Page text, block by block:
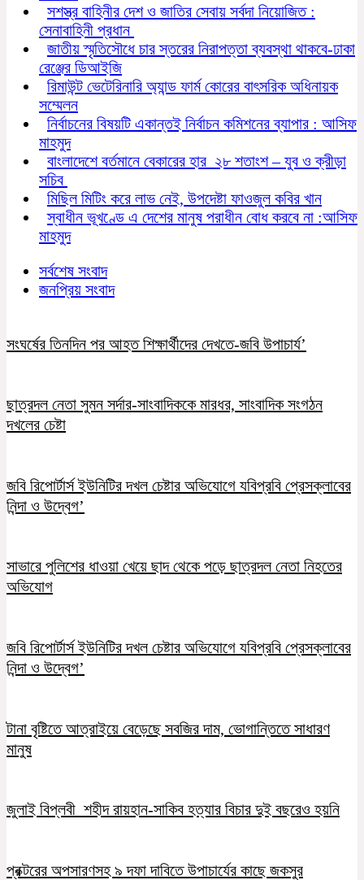
সশস্ত্র বাহিনীর দেশ ও জাতির সেবায় সর্বদা নিয়োজিত :
সেনাবাহিনী প্রধান
জাতীয় স্মৃতিসৌধে চার স্তরের নিরাপত্তা ব্যবস্থা থাকবে-ঢাকা
রেঞ্জের ডিআইজি
রিমাউন্ট ভেটেরিনারি অ্যান্ড ফার্ম কোরের বাৎসরিক অধিনায়ক
সম্মেলন
নির্বাচনের বিষয়টি একান্তই নির্বাচন কমিশনের ব্যাপার : আসিফ
মাহমুদ
বাংলাদেশে বর্তমানে বেকারের হার ২৮ শতাংশ – যুব ও ক্রীড়া
সচিব
মিছিল মিটিং করে লাভ নেই, উপদেষ্টা ফাওজুল কবির খান
স্বাধীন ভূখণ্ডে এ দেশের মানুষ পরাধীন বোধ করবে না :আসিফ
মাহমুদ
সর্বশেষ সংবাদ
জনপ্রিয় সংবাদ
সংঘর্ষের তিনদিন পর আহত শিক্ষার্থীদের দেখতে-জবি উপাচার্য’
ছাত্রদল নেতা সুমন সর্দার-সাংবাদিককে মারধর, সাংবাদিক সংগঠন
দখলের চেষ্টা
জবি রিপোর্টার্স ইউনিটির দখল চেষ্টার অভিযোগে যবিপ্রবি প্রেসক্লাবের
নিন্দা ও উদ্বেগ’
সাভারে পুলিশের ধাওয়া খেয়ে ছাদ থেকে পড়ে ছাত্রদল নেতা নিহতের
অভিযোগ
জবি রিপোর্টার্স ইউনিটির দখল চেষ্টার অভিযোগে যবিপ্রবি প্রেসক্লাবের
নিন্দা ও উদ্বেগ’
টানা বৃষ্টিতে আত্রাইয়ে বেড়েছে সবজির দাম, ভোগান্তিতে সাধারণ
মানুষ
জুলাই বিপ্লবী শহীদ রায়হান-সাকিব হত্যার বিচার দুই বছরেও হয়নি
প্রক্টরের অপসারণসহ ৯ দফা দাবিতে উপাচার্যের কাছে জকসুর